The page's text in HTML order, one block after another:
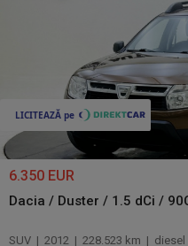
6.350 EUR
Dacia / Duster / 1.5 dCi /
SUV | 2012 | 228.523 km | diesel